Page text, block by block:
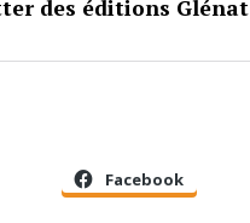
des éditions Glénat
Facebook